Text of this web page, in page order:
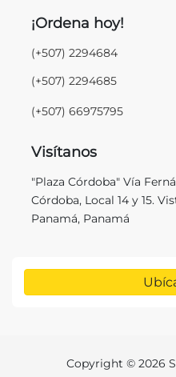
¡Ordena hoy!
(+507) 2294684
(+507) 2294685
(+507) 66975795
Visítanos
"Plaza Córdoba" Vía
Córdoba, Local 14 y 15.
Panamá, Panamá
Copyright © 2026